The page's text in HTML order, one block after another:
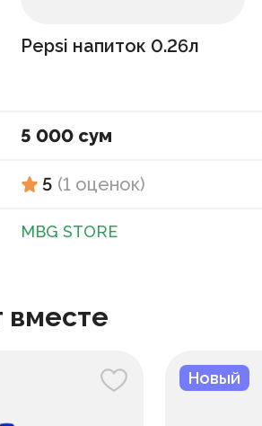
Pepsi напиток 0.26л
5 000 сум
5 (1 оценок)
MBG STORE
вместе
Новый